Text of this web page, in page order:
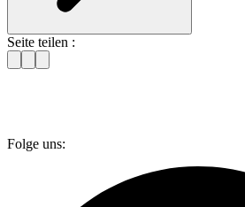
Seite teilen :
Folge uns: